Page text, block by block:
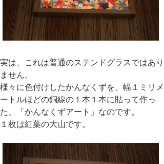
実は、これは普通のステンドグラスではあり
ません。
様々に色付けしたかんなくずを、幅１ミリメ
ートルほどの銅線の１本１本に貼って作っ
た、「かんなくずアート」なのです。
１枚は紅葉の大山です。